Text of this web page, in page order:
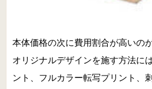
本体価格の次に費用割合が高いの
オリジナルデザインを施す方法に
ント、フルカラー転写プリント、